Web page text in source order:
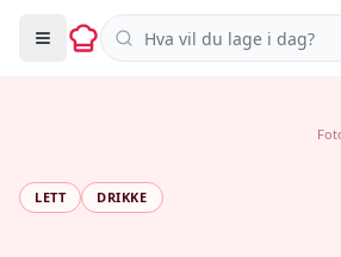
Søk i oppskrifter
LETT DRIKKE